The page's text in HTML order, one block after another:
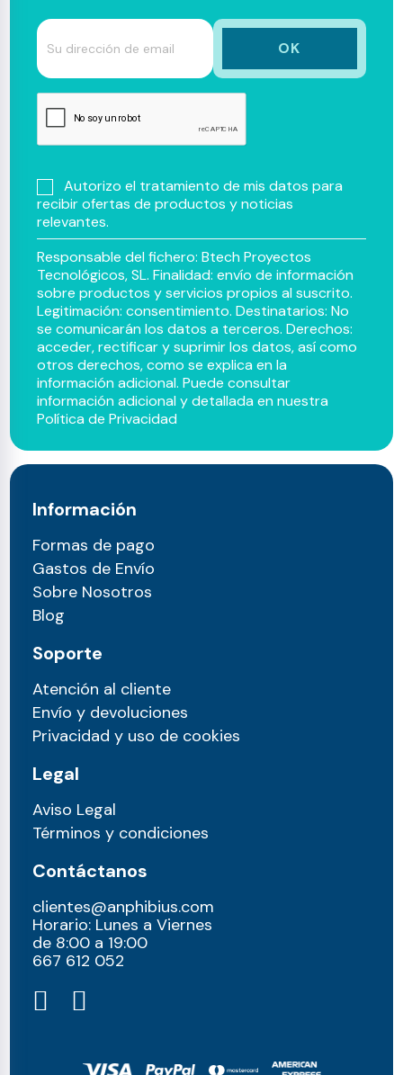
Autorizo el tratamiento de mis datos para
recibir ofertas de productos y noticias
relevantes.
Responsable del fichero: Btech Proyectos
Tecnológicos, SL. Finalidad: envío de información
sobre productos y servicios propios al suscrito.
Legitimación: consentimiento. Destinatarios: No
se comunicarán los datos a terceros. Derechos:
acceder, rectificar y suprimir los datos, así como
otros derechos, como se explica en la
información adicional. Puede consultar
información adicional y detallada en nuestra
Política de Privacidad
Información
Formas de pago
Gastos de Envío
Sobre Nosotros
Blog
Soporte
Atención al cliente
Envío y devoluciones
Privacidad y uso de cookies
Legal
Aviso Legal
Términos y condiciones
Contáctanos
clientes@anphibius.com
Horario: Lunes a Viernes
de 8:00 a 19:00
667 612 052​